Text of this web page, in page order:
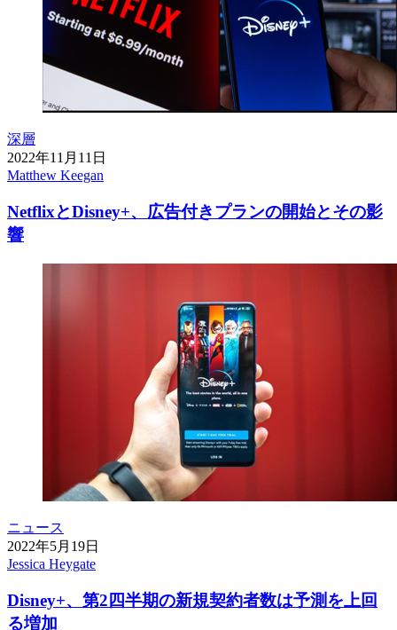
深層
2022年11月11日
Matthew Keegan
NetflixとDisney+、広告付きプランの開始とその影
響
ニュース
2022年5月19日
Jessica Heygate
Disney+、第2四半期の新規契約者数は予測を上回
る増加